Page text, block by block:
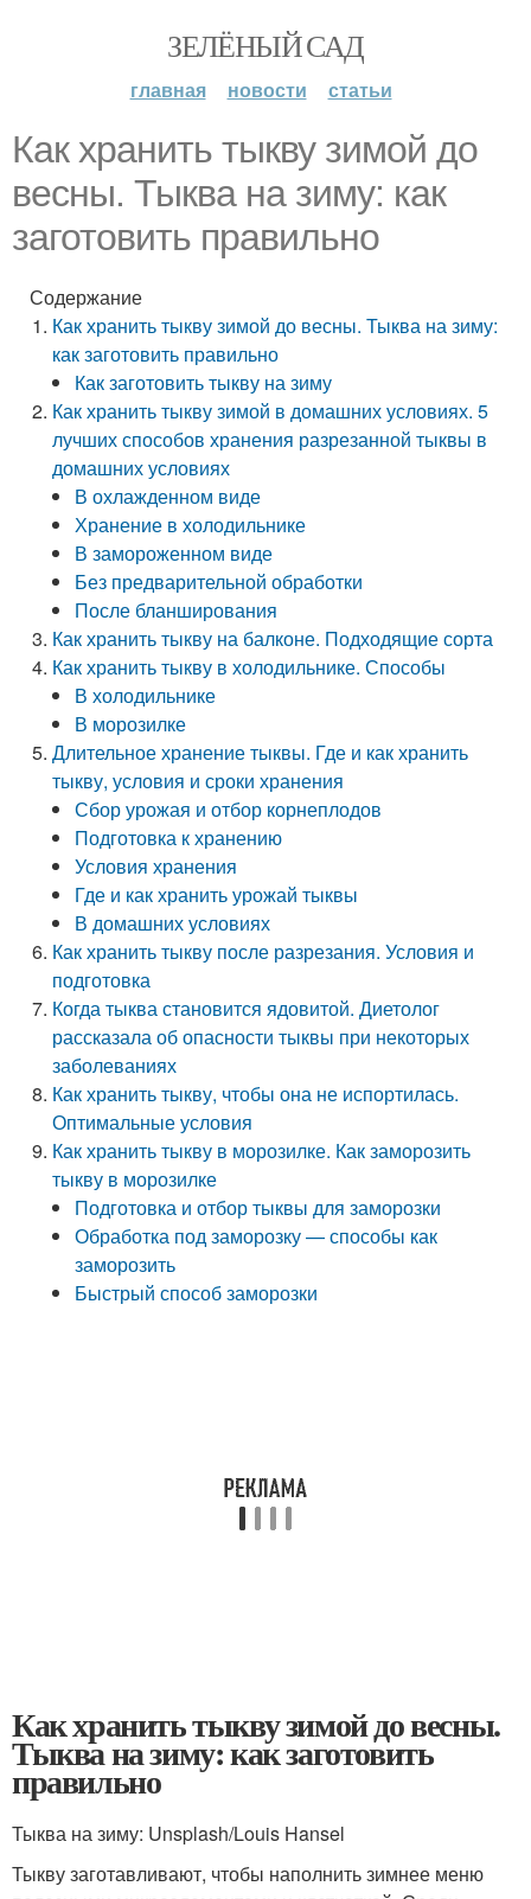
ЗЕЛЁНЫЙ САД
главная новости статьи
Как хранить тыкву зимой до
весны. Тыква на зиму: как
заготовить правильно
Содержание
Как хранить тыкву зимой до весны. Тыква на зиму:
как заготовить правильно
Как заготовить тыкву на зиму
Как хранить тыкву зимой в домашних условиях. 5
лучших способов хранения разрезанной тыквы в
домашних условиях
В охлажденном виде
Хранение в холодильнике
В замороженном виде
Без предварительной обработки
После бланширования
Как хранить тыкву на балконе. Подходящие сорта
Как хранить тыкву в холодильнике. Способы
В холодильнике
В морозилке
Длительное хранение тыквы. Где и как хранить
тыкву, условия и сроки хранения
Сбор урожая и отбор корнеплодов
Подготовка к хранению
Условия хранения
Где и как хранить урожай тыквы
В домашних условиях
Как хранить тыкву после разрезания. Условия и
подготовка
Когда тыква становится ядовитой. Диетолог
рассказала об опасности тыквы при некоторых
заболеваниях
Как хранить тыкву, чтобы она не испортилась.
Оптимальные условия
Как хранить тыкву в морозилке. Как заморозить
тыкву в морозилке
Подготовка и отбор тыквы для заморозки
Обработка под заморозку — способы как
заморозить
Быстрый способ заморозки
Как хранить тыкву зимой до весны.
Тыква на зиму: как заготовить
правильно
Тыква на зиму: Unsplash/Louis Hansel
Тыкву заготавливают, чтобы наполнить зимнее меню